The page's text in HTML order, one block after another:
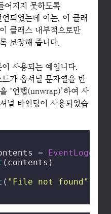
어지지 못하도록
언되었는데 이는, 이 클래
클래스 내부적으로만
보장해 줍니다.
사용되는 예입니다.
드가 옵셔널 문자열을 반
‘언랩(unwrap)’하여 사
널 바인딩이 사용되었습
= EventLogger
(contents)
( "File not found"